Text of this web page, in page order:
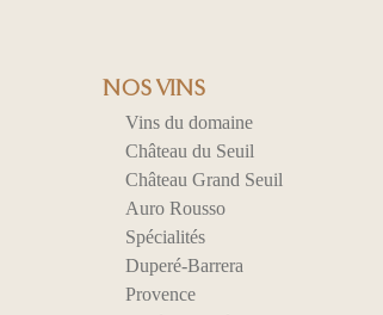
NOS VINS
Vins du domaine
Château du Seuil
Château Grand Seuil
Auro Rousso
Spécialités
Duperé-Barrera
Provence